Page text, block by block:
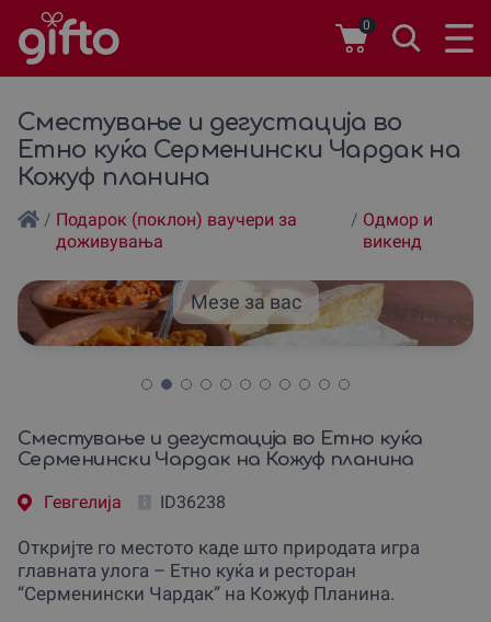
0
Сместување и дегустација во
Етно куќа Серменински Чардак на
Кожуф планина
/ Подарок (поклон) ваучери за
доживувања
/ Одмор и
викенд
Мезе за вас
Сместување и дегустација во Етно куќа
Серменински Чардак на Кожуф планина
Гевгелиjа ID36238
Откријте го местото каде што природата игра
главната улога – Етно куќа и ресторан
“Серменински Чардак” на Кожуф Планина.